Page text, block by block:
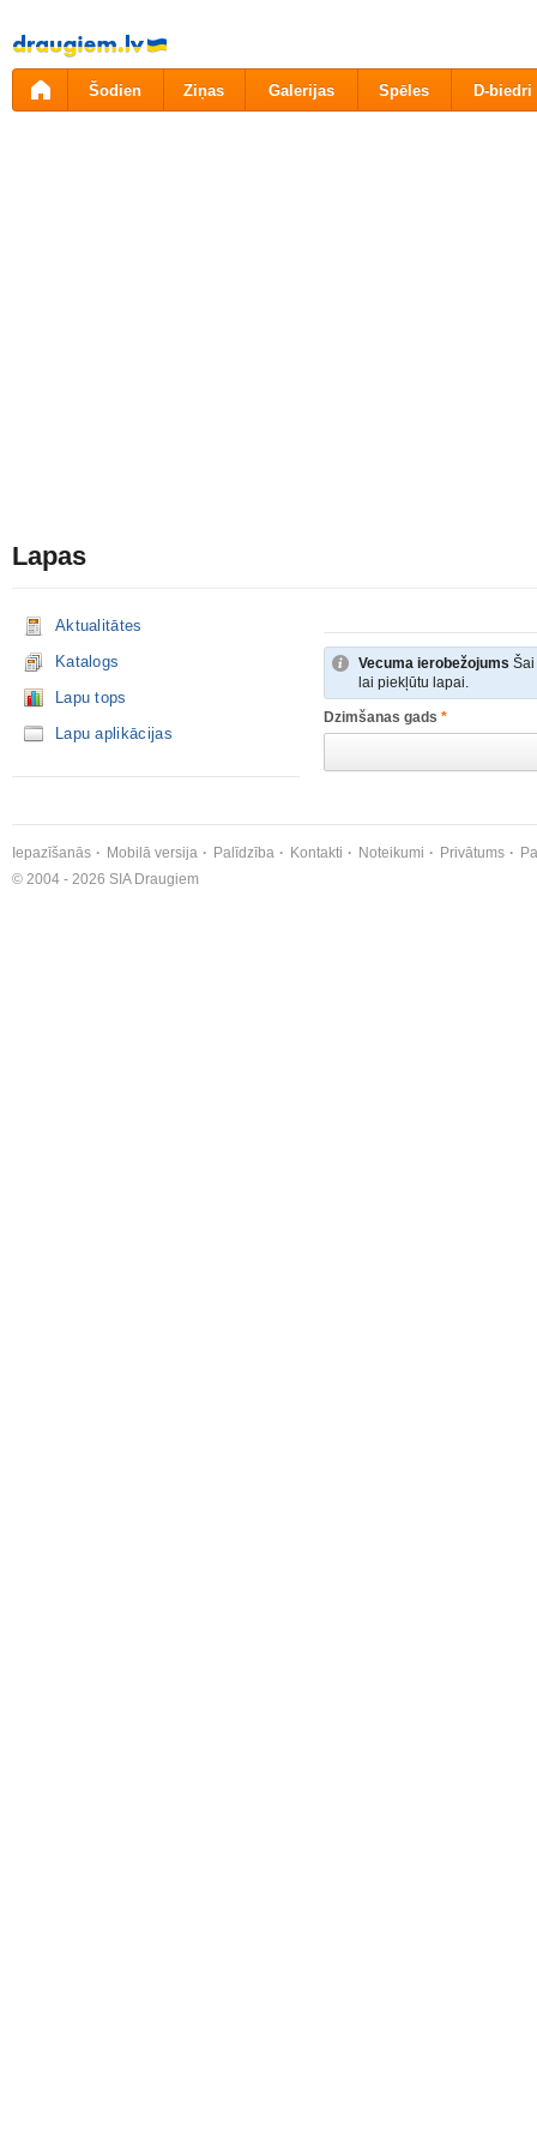
Pāriet
uz
saturu
Šodien Ziņas Galerijas Spēles D-biedri
Lapas
Aktualitātes
Katalogs
Lapu tops
Lapu aplikācijas
Vecuma ierobežojums Šai
lai piekļūtu lapai.
Dzimšanas gads *
Iepazīšanās Mobilā versija Palīdzība Kontakti Noteikumi Privātums
© 2004 - 2026 SIA Draugiem